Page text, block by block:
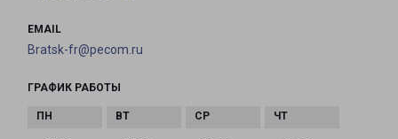
EMAIL
Bratsk-fr@pecom.ru
ГРАФИК РАБОТЫ